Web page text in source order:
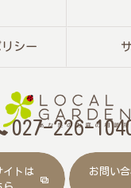
027-226-
イトは
お問い
シー
構工事なら株式会社ローカル